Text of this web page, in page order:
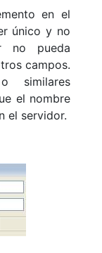
en el
único y no
no pueda
campos.
el nombre
el servidor.